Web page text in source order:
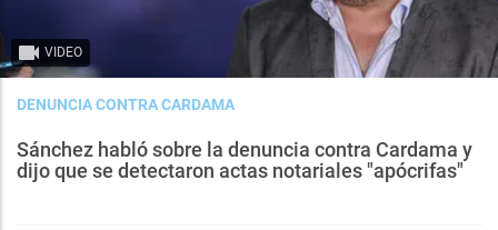
VIDEO
DENUNCIA CONTRA CARDAMA
Sánchez habló sobre la denuncia contra Cardama y
dijo que se detectaron actas notariales "apócrifas"